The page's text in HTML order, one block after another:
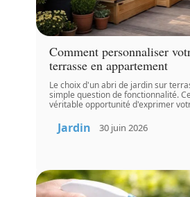
Comment personnaliser
terrasse en appartement
Le choix d'un abri de jardin sur
simple question de fonctionnalité.
véritable opportunité d'exprimer
Jardin 30 juin 2026